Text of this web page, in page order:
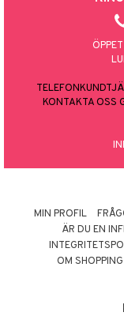
KONTAKTA OSS
MIN PROFIL
ÄR DU EN
OM